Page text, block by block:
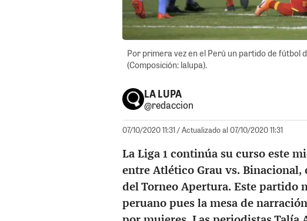
Por primera vez en el Perú un partido de fútbol
(Composición: lalupa).
LA LUPA
@redaccion
07/10/2020 11:31 / Actualizado al 07/10/2020 11:31
La Liga 1 continúa su curso este
entre Atlético Grau vs. Binacional,
del Torneo Apertura. Este partido
peruano pues la mesa de